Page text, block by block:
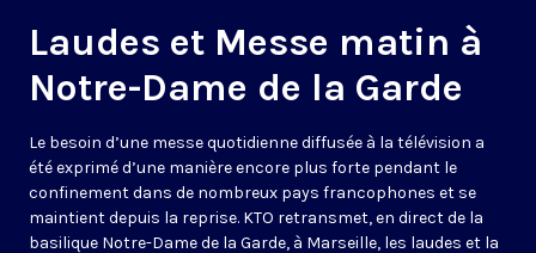
Laudes et Messe matin à
Notre-Dame de la Garde
Le besoin d’une messe quotidienne diffusée à la télévision a
été exprimé d’une manière encore plus forte pendant le
confinement dans de nombreux pays francophones et se
maintient depuis la reprise. KTO retransmet, en direct de la
basilique Notre-Dame de la Garde, à Marseille, les laudes et la